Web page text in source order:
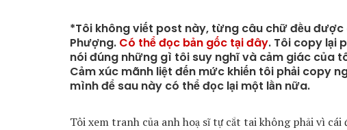
*Tôi không viết post này, từng câu chữ đều
Phượng. Có thể đọc bản gốc tại đây. Tôi copy lại
nói đúng những gì tôi suy nghĩ và cảm giác của
Cảm xúc mãnh liệt đến mức khiến tôi phải copy
mình để sau này có thể đọc lại một lần nữa.
Tôi xem tranh của anh hoạ sĩ tự cắt tai không phải vì